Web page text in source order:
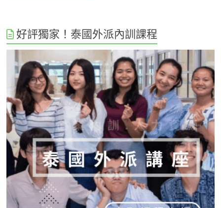
好評獨家！泰國外派內訓課程